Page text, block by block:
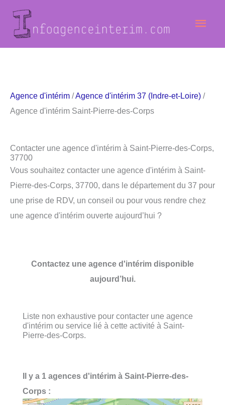
contenu
Agence d'intérim /Agence d'intérim 37 (Indre-et-Loire) /
Agence d'intérim Saint-Pierre-des-Corps
Contacter une agence d'intérim à Saint-Pierre-des-Corps,
37700
Vous souhaitez contacter une agence d'intérim à Saint-
Pierre-des-Corps, 37700, dans le département du 37 pour
une prise de RDV, un conseil ou pour vous rendre chez
une agence d'intérim ouverte aujourd’hui ?
Contactez une agence d'intérim disponible
aujourd’hui.
Liste non exhaustive pour contacter une agence
d'intérim ou service lié à cette activité à Saint-
Pierre-des-Corps.
Il y a 1 agences d'intérim à Saint-Pierre-des-
Corps :